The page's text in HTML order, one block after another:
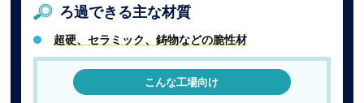
ろ過できる主な材質
超硬、セラミック、鋳物などの脆性材
こんな工場向け